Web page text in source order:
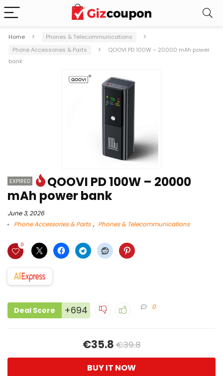
Home
Phones & Telecommunications
Phone Accessories & Parts
QOOVI PD 100W – 20000 mAh power
bank
EXPIRED
QOOVI PD 100W – 20000
mAh power bank
June 3, 2026
Phone Accessories & Parts , Phones & Telecommunications
0
Deal Score +694 0
€35.8€39.8
BUY IT NOW